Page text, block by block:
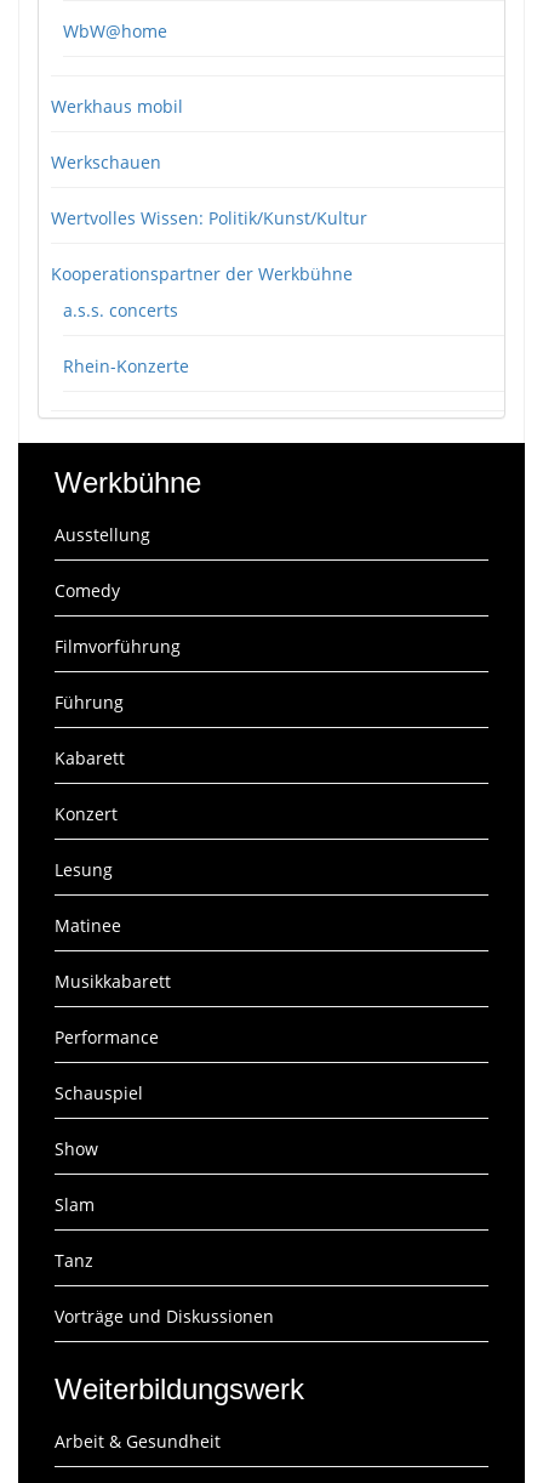
WbW@home
Werkhaus mobil
Werkschauen
Wertvolles Wissen: Politik/Kunst/Kultur
Kooperationspartner der Werkbühne
a.s.s. concerts
Rhein-Konzerte
Werkbühne
Ausstellung
Comedy
Filmvorführung
Führung
Kabarett
Konzert
Lesung
Matinee
Musikkabarett
Performance
Schauspiel
Show
Slam
Tanz
Vorträge und Diskussionen
Weiterbildungswerk
Arbeit & Gesundheit